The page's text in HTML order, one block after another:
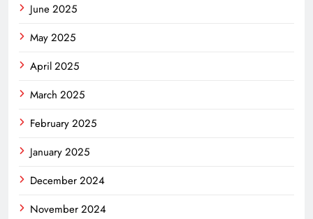
June 2025
May 2025
April 2025
March 2025
February 2025
January 2025
December 2024
November 2024